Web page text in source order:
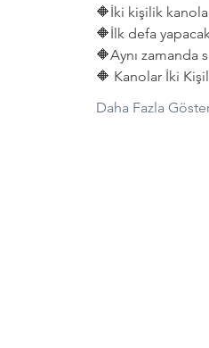
🔶İki kişilik
🔶İlk defa
🔶Aynı zamanda
🔶 Kanolar İki
Daha Fazla